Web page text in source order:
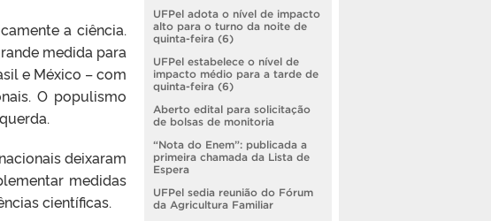
a ciência.
medida para
e México – com
O populismo
deixaram
medidas
científicas.
UFPel adota o nível de impacto
alto para o turno da noite de
quinta-feira (6)
UFPel estabelece o nível de
impacto médio para a tarde de
quinta-feira (6)
Aberto edital para solicitação
de bolsas de monitoria
“Nota do Enem”: publicada a
primeira chamada da Lista de
Espera
UFPel sedia reunião do Fórum
da Agricultura Familiar